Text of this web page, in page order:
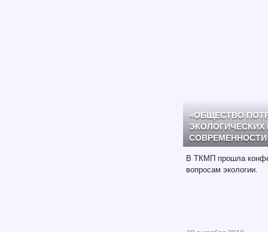
«ОБЩЕСТВО
ЭКОЛОГИЧЕСКИХ
В ТКМП прошла
вопросам экологии.